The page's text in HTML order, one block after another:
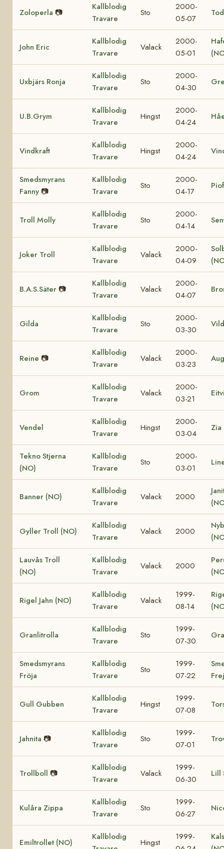
Zoloperla 📷
Kallblodig
Travare
Sto
2000-
05-07
John Eric
Kallblodig
Travare
Valack
2000-
05-01
Uxbjärs Ronja
Kallblodig
Travare
Sto
2000-
04-30
U.B.Grym
Kallblodig
Travare
Hingst
2000-
04-24
Vindkraft
Kallblodig
Travare
Hingst
2000-
04-24
Smedsmyrans
Fanny 📷
Kallblodig
Travare
Sto
2000-
04-17
Troll Molly
Kallblodig
Travare
Sto
2000-
04-14
Joker Troll
Kallblodig
Travare
Valack
2000-
04-09
B.A.S.Säter 📷
Kallblodig
Travare
Valack
2000-
04-07
Gilda
Kallblodig
Travare
Sto
2000-
03-30
Reine 📷
Kallblodig
Travare
Valack
2000-
03-23
Grom
Kallblodig
Travare
Valack
2000-
03-21
Vendel
Kallblodig
Travare
Hingst
2000-
03-04
Zia
Tekno Stjerna
(NO)
Kallblodig
Travare
Sto
2000-
03-01
Banner (NO)
Kallblodig
Travare
Valack 2000
Gyller Troll (NO)
Kallblodig
Travare
Valack 2000
Lauvås Troll
(NO)
Kallblodig
Travare
Valack 2000
Rigel Jahn (NO)
Kallblodig
Travare
Valack
1999-
08-14
Granlitrolla
Kallblodig
Travare
Sto
1999-
07-30
Smedsmyrans
Fröja
Kallblodig
Travare
Sto
1999-
07-22
Gull Gubben
Kallblodig
Travare
Hingst
1999-
07-08
Jahnita 📷
Kallblodig
Travare
Sto
1999-
07-01
Trollboll 📷
Kallblodig
Travare
Valack
1999-
06-30
Lill
Kulåra Zippa
Kallblodig
Travare
Sto
1999-
06-27
Emiltrollet (NO)
Kallblodig
Hingst
1999-